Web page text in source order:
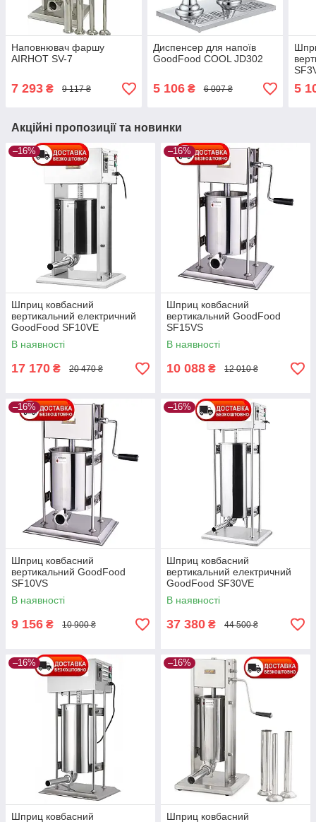
Наповнювач фаршу
AIRHOT SV-7
7 293 ₴ 9 117 ₴
Диспенсер для напоїв
GoodFood COOL JD302
5 106₴ 6 007 ₴ 5
Акційні пропозиції та новинки
–16%
Шприц ковбасний
вертикальний електричний
GoodFood SF10VE
В наявності
17 170 ₴ 20 470 ₴
–16%
Шприц ковбасний
вертикальний GoodFood
SF15VS
В наявності
10 088 ₴ 12 010 ₴
–16%
Шприц ковбасний
вертикальний GoodFood
SF10VS
В наявності
9 156 ₴ 10 900 ₴
–16%
Шприц ковбасний
вертикальний електричний
GoodFood SF30VE
В наявності
37 380 ₴ 44 500 ₴
–16%
Шприц ковбасний
–16%
Шприц ковбасний